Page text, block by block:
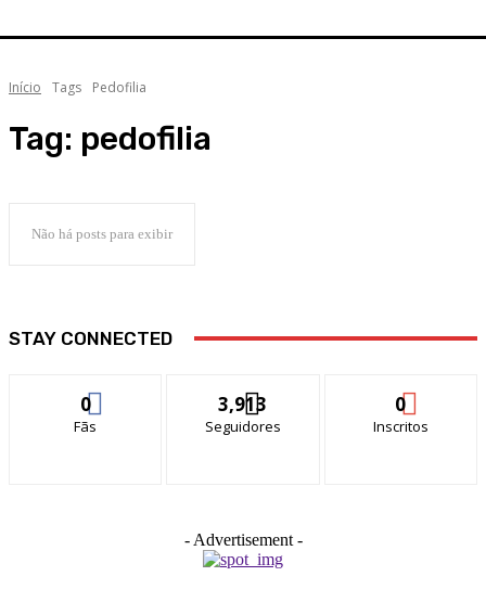
Início Tags Pedofilia
Tag: pedofilia
Não há posts para exibir
STAY CONNECTED
0
Fãs
3,913
Seguidores
0
Inscritos
- Advertisement -